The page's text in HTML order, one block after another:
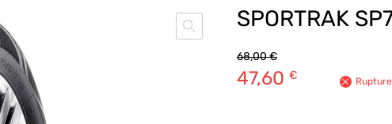
SPORTRAK
68,00€
47,60 €